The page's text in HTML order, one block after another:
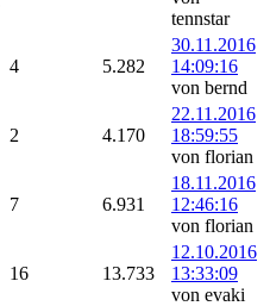
tennstar
4 5.282
30.11.2016
14:09:16
von bernd
2 4.170
22.11.2016
18:59:55
von florian
7 6.931
18.11.2016
12:46:16
von florian
16 13.733
12.10.2016
13:33:09
von evaki